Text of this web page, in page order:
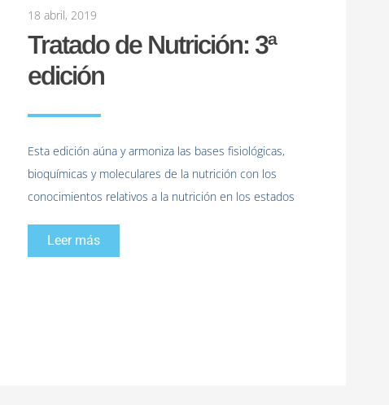
18 abril, 2019
Tratado de Nutrición: 3ª
edición
Esta edición aúna y armoniza las bases fisiológicas,
bioquímicas y moleculares de la nutrición con los
conocimientos relativos a la nutrición en los estados
Leer más